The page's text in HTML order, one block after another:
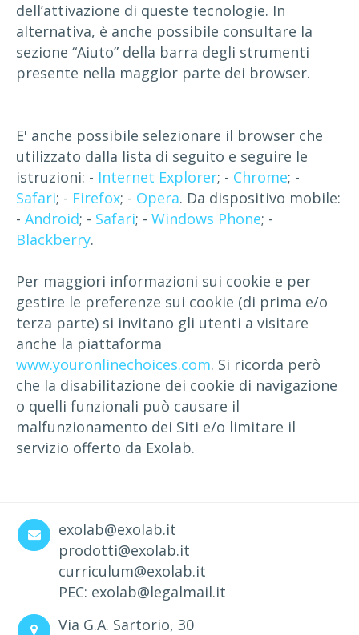
dell’attivazione di queste tecnologie. In
alternativa, è anche possibile consultare la
sezione “Aiuto” della barra degli strumenti
presente nella maggior parte dei browser.
E' anche possibile selezionare il browser che
utilizzato dalla lista di seguito e seguire le
istruzioni: - Internet Explorer; - Chrome; -
Safari; - Firefox; - Opera. Da dispositivo mobile:
- Android; - Safari; - Windows Phone; -
Blackberry.
Per maggiori informazioni sui cookie e per
gestire le preferenze sui cookie (di prima e/o
terza parte) si invitano gli utenti a visitare
anche la piattaforma
www.youronlinechoices.com. Si ricorda però
che la disabilitazione dei cookie di navigazione
o quelli funzionali può causare il
malfunzionamento dei Siti e/o limitare il
servizio offerto da Exolab.
exolab@exolab.it
prodotti@exolab.it
curriculum@exolab.it
PEC: exolab@legalmail.it
Via G.A. Sartorio, 30